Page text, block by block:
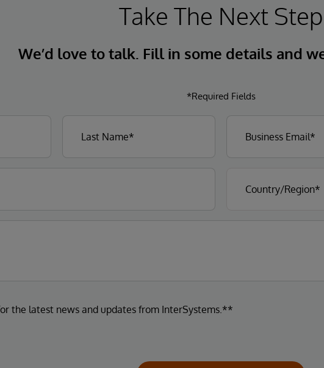
Take The Next Step
We’d love to talk. Fill in some details and
*Required Fields
the latest news and updates from InterSystems.**